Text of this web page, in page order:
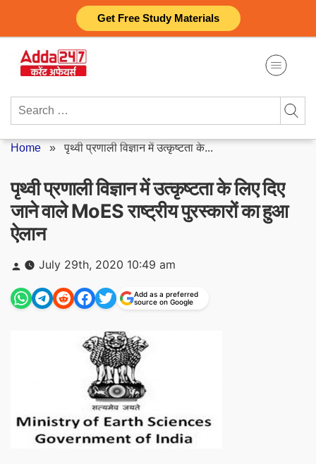
Get Free Study Materials
content
Search
Home »पृथ्वी प्रणाली विज्ञान में उत्कृष्टता के...
पृथ्वी प्रणाली विज्ञान में उत्कृष्टता के लिए दिए
जाने वाले MoES राष्ट्रीय पुरस्कारों का हुआ
ऐलान
Posted
by
July 29th, 2020 10:49 am
Add as a preferred
source on Google